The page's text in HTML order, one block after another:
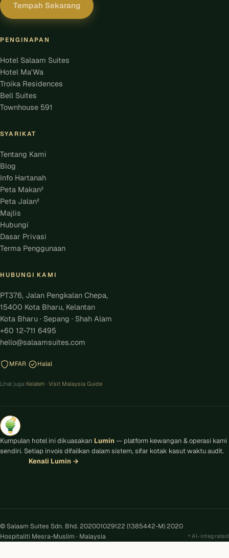
Tempah Sekarang
PENGINAPAN
Hotel Salaam Suites
Hotel Ma'Wa
Troika Residences
Bell Suites
Townhouse 591
SYARIKAT
Tentang Kami
Blog
Info Hartanah
Peta Makan²
Peta Jalan²
Majlis
Hubungi
Dasar Privasi
Terma Penggunaan
HUBUNGI KAMI
PT376, Jalan Pengkalan Chepa,
15400 Kota Bharu, Kelantan
Kota Bharu · Sepang · Shah Alam
+60 12-711 6495
hello@salaamsuites.com
MFAR Halal
Lihat juga Kelateh · Visit Malaysia Guide
Kumpulan hotel ini dikuasakan Lumin — platform kewangan & operasi kami
sendiri. Setiap invois difailkan dalam sistem, sifar kotak kasut waktu audit.
Kenali Lumin →
© Salaam Suites Sdn. Bhd. 202001029122 (1385442-M) 2020
Hospitaliti Mesra-Muslim · Malaysia
AI-integrated